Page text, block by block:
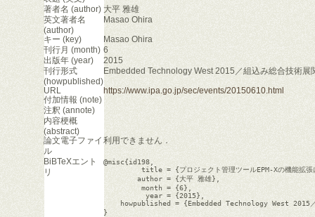
著者名 (author) 大平 雅雄
英文著者名
(author)
Masao Ohira
キー (key)
Masao Ohira
刊行月 (month) 6
出版年 (year)
2015
刊行形式
(howpublished)
Embedded Technology West 2015／組込み総合技術展
URL
https://www.ipa.go.jp/sec/events/20150610.html
付加情報 (note)
注釈 (annote)
内容梗概
(abstract)
論文電子ファイ
ル
利用できません．
BiBTeXエント
リ
@misc{id198,
title = {プロジェクト管理ツールEPM-Xの機能拡張
        author = {大平 雅雄},
         month = {6},
          year = {2015},
howpublished = {Embedded Technology West 2015／
}